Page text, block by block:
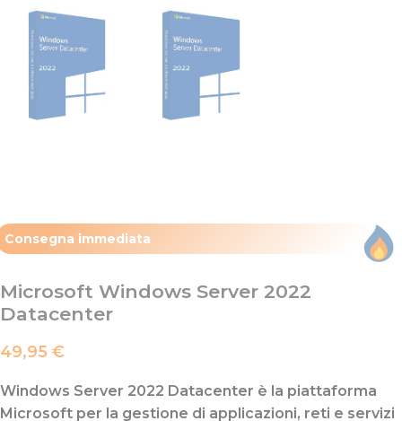
Consegna immediata​
Microsoft Windows Server 2022
Datacenter
49,95 €
Windows Server 2022 Datacenter è la piattaforma
Microsoft per la gestione di applicazioni, reti e servizi